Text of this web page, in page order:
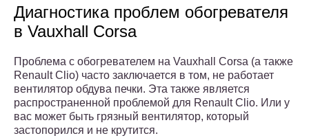
Диагностика проблем обогревателя
в Vauxhall Corsa
Проблема с обогревателем на Vauxhall Corsa (а также
Renault Clio) часто заключается в том, не работает
вентилятор обдува печки. Эта также является
распространенной проблемой для Renault Clio. Или у
вас может быть грязный вентилятор, который
застопорился и не крутится.